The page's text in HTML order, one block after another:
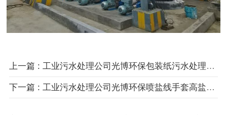
上一篇 : 工业污水处理公司光博环保包装纸污水处理工艺：高效除悬浮物实现94% 水资源回用
下一篇 : 工业污水处理公司光博环保喷盐线手套高盐废水处理工艺 稳定达标排放不反弹